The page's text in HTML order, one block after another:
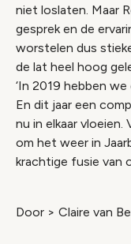
niet loslaten. Maar
gesprek en de
worstelen dus
de lat heel hoog
‘In 2019 hebben
En dit jaar een
nu in elkaar
om het weer in
krachtige fusie van
Door > Claire van